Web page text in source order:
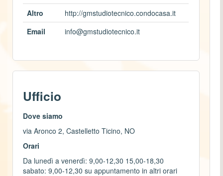
Altro
http://gmstudiotecnico.condocasa.it
Email
info@gmstudiotecnico.it
Ufficio
Dove siamo
via Aronco 2, Castelletto Ticino, NO
Orari
Da lunedì a venerdì: 9,00-12,30 15,00-18,30
sabato: 9,00-12,30 su appuntamento in altri orari